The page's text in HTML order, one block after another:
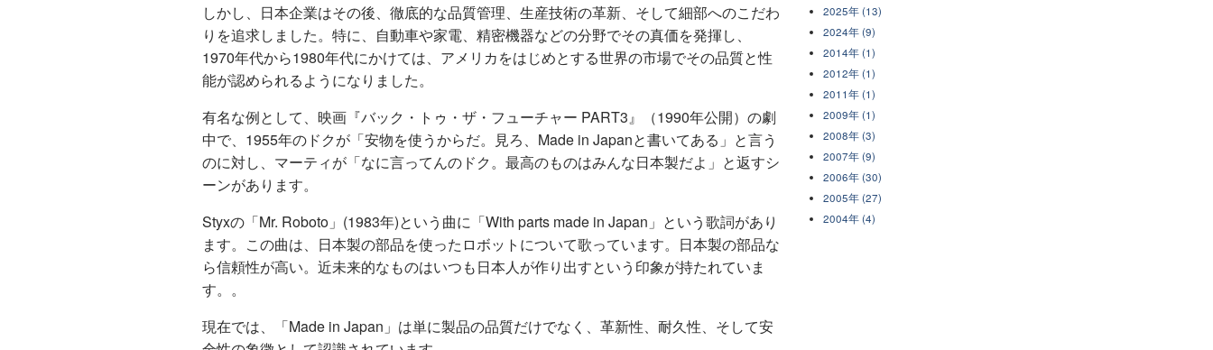
しかし、日本企業はその後、徹底的な品質管理、生産技術の革新、そして細部へのこだわ
りを追求しました。特に、自動車や家電、精密機器などの分野でその真価を発揮し、
1970年代から1980年代にかけては、アメリカをはじめとする世界の市場でその品質と性
能が認められるようになりました。
有名な例として、映画『バック・トゥ・ザ・フューチャー PART3』（1990年公開）の劇
中で、1955年のドクが「安物を使うからだ。見ろ、Made in Japanと書いてある」と言う
のに対し、マーティが「なに言ってんのドク。最高のものはみんな日本製だよ」と返すシ
ーンがあります。
Styxの「Mr. Roboto」(1983年)という曲に「With parts made in Japan」という歌詞があり
ます。この曲は、日本製の部品を使ったロボットについて歌っています。日本製の部品な
ら信頼性が高い。近未来的なものはいつも日本人が作り出すという印象が持たれていま
す。。
現在では、「Made in Japan」は単に製品の品質だけでなく、革新性、耐久性、そして安
2025年 (13)
2024年 (9)
2014年 (1)
2012年 (1)
2011年 (1)
2009年 (1)
2008年 (3)
2007年 (9)
2006年 (30)
2005年 (27)
2004年 (4)